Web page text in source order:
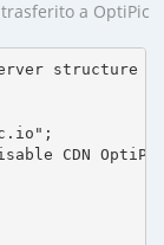
a OptiPic
structure
CDN